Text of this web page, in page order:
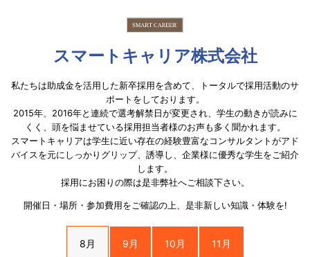
スマートキャリア株式会社
私たちは助成金を活用した新卒採用を含めて、トータルで採用活動のサ
ポートをしております。
2015年、2016年と連続で選考解禁日が変更され、学生の動きが読みに
くく、頭を悩ませている採用担当者様のお声も多く聞かれます。
スマートキャリアは学生に近い存在の経験豊富なコンサルタントがアド
バイスを元にしっかりグリップ、誘導し、企業様に優秀な学生をご紹介
します。
採用にお困りの際は是非弊社へご相談下さい。
開催日・場所・参加費用をご確認の上、是非新しい知識・体験を!
8月 9月 10月 11月